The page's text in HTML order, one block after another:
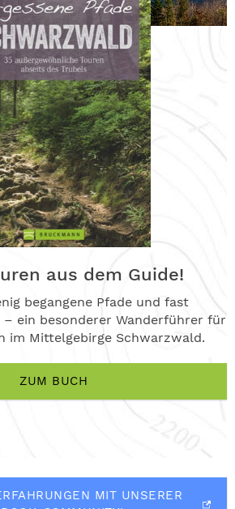
aus dem Guide!
begangene Pfade und fast
– ein besonderer Wanderführer für
im Mittelgebirge Schwarzwald.
ZUM BUCH
MIT UNSERER